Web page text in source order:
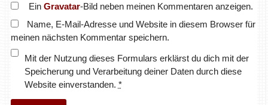
Ein Gravatar-Bild neben meinen Kommentaren anzeigen.
Name, E-Mail-Adresse und Website in diesem Browser für
meinen nächsten Kommentar speichern.
Mit der Nutzung dieses Formulars erklärst du dich mit der
Speicherung und Verarbeitung deiner Daten durch diese
Website einverstanden. *